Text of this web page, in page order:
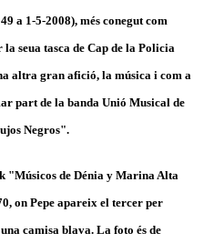
a 1-5-2008), més conegut com
seua tasca de Cap de la Policia
altra gran afició, la música i com a
part de la banda Unió Musical de
Negros".
"Músicos de Dénia y Marina Alta
on Pepe apareix el tercer per
camisa blava. La foto és de